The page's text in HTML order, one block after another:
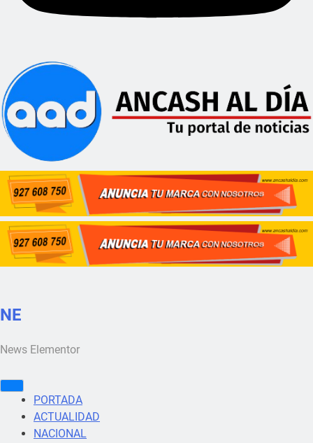
NE
News Elementor
PORTADA
ACTUALIDAD
NACIONAL